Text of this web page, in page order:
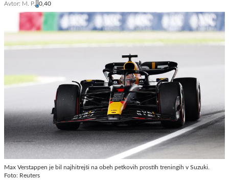
Avtor: M. P. 0,40
Max Verstappen je bil najhitrejši na obeh petkovih prostih treningih v Suzuki.
Foto: Reuters